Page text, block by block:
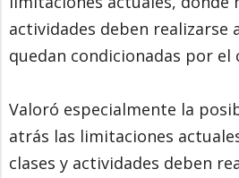
actividades deben realizarse
quedan condicionadas por el
Valoró especialmente la
atrás las limitaciones
clases y actividades deben